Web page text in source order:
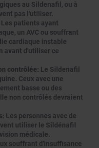
au Sildenafil, ou à
pas l'utiliser.
Les patients ayant
un AVC ou souffrant
cardiaque instable
avant d'utiliser ce
contrôlée: Le Sildenafil
Ceux avec une
basse ou des
non contrôlés devraient
Les personnes avec de
utiliser le Sildénafil
médicale.
souffrant d'insuffisance